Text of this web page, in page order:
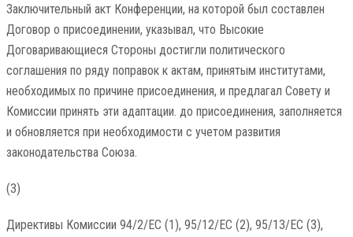
Заключительный акт Конференции, на которой был составлен
Договор о присоединении, указывал, что Высокие
Договаривающиеся Стороны достигли политического
соглашения по ряду поправок к актам, принятым институтами,
необходимых по причине присоединения, и предлагал Совету и
Комиссии принять эти адаптации. до присоединения, заполняется
и обновляется при необходимости с учетом развития
законодательства Союза.
(3)
Директивы Комиссии 94/2/EC (1), 95/12/EC (2), 95/13/EC (3),